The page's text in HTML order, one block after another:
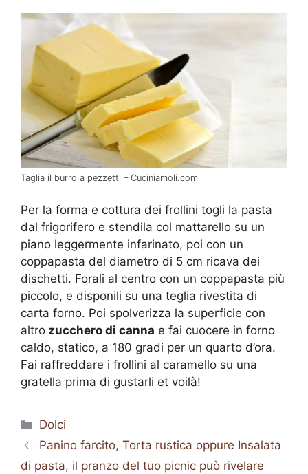
Taglia il burro a pezzetti – Cuciniamoli.com
Per la forma e cottura dei frollini togli la pasta
dal frigorifero e stendila col mattarello su un
piano leggermente infarinato, poi con un
coppapasta del diametro di 5 cm ricava dei
dischetti. Forali al centro con un coppapasta più
piccolo, e disponili su una teglia rivestita di
carta forno. Poi spolverizza la superficie con
altro zucchero di canna e fai cuocere in forno
caldo, statico, a 180 gradi per un quarto d’ora.
Fai raffreddare i frollini al caramello su una
gratella prima di gustarli et voilà!
Categorie
Dolci
Panino farcito, Torta rustica oppure Insalata
di pasta, il pranzo del tuo picnic può rivelare